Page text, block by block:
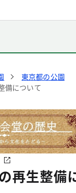
東京都の公園
備について
再生整備